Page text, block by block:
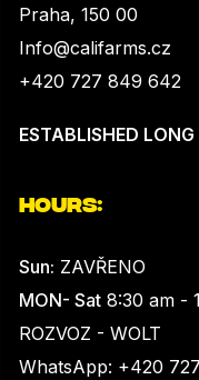
Praha, 150 00
Info@califarms.cz
+420 727 849 642
ESTABLISHED
HOURS:
Sun: ZAVŘENO
MON- Sat 8:30 am -
ROZVOZ - WOLT
WhatsApp: +420